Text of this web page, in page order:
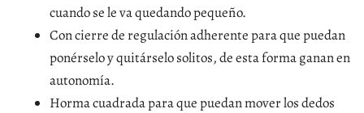
cuando se le va quedando pequeño.
Con cierre de regulación adherente para que puedan
ponérselo y quitárselo solitos, de esta forma ganan en
autonomía.
Horma cuadrada para que puedan mover los dedos